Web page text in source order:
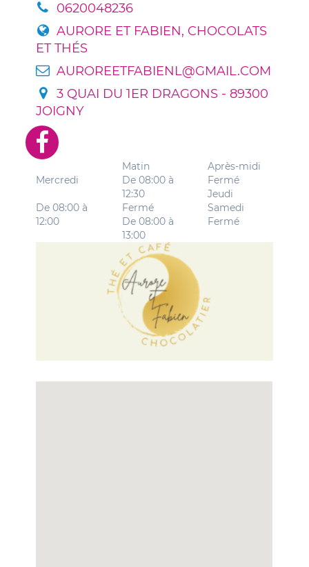
0620048236
AURORE ET FABIEN, CHOCOLATS
ET THÉS
AUROREETFABIENL@GMAIL.COM
3 QUAI DU 1ER DRAGONS - 89300
JOIGNY
Matin
Après-midi
Mercredi
De 08:00 à
12:30
Fermé
Jeudi
De 08:00 à
12:00
Fermé
Samedi
De 08:00 à
13:00
Fermé